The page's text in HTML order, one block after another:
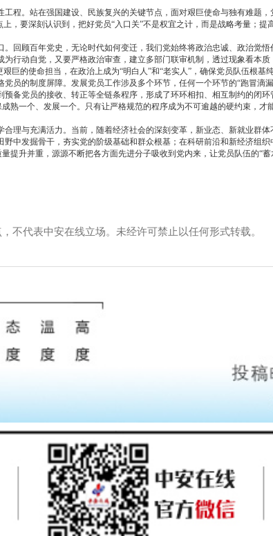
。站在强国建设、民族复兴的关键节点，面对艰巨使命与独有难题
，要深刻认识到，把好党员“入口关”不是权宜之计，而是战略考量；
回顾百年党史，无论时代如何变迁，我们党始终将政治忠诚、政治觉
行动自觉，又要严格政治审查，建立多部门联审机制，透过现象看本
的使命担当，在政治上成为“明白人”和“老实人”，确保党员队伍根基
员的制度屏障。发展党员工作涉及多个环节，任何一个环节的“跑冒
备党员的接收、转正等全链条程序，形成了环环相扣、相互制约的闭
熟一个、发展一个。只有让严格规范的程序成为不可逾越的硬约束，
理与充满活力。当前，随着经济社会的深刻变革，新业态、新就业群
中发掘骨干，夯实党的阶级基础和群众根基；在科研前沿和新经济组
升并重，源源不断把各方面先进分子吸收到党内来，让党员队伍的“
不代表中安在线立场。未经许可禁止以任何形式转载。